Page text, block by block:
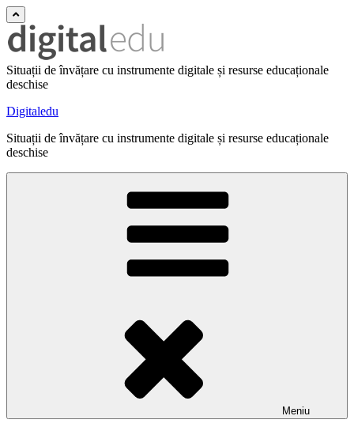
Situații de învățare cu instrumente digitale și resurse educaționale
deschise
Digitaledu
Situații de învățare cu instrumente digitale și resurse educaționale
deschise
Meniu